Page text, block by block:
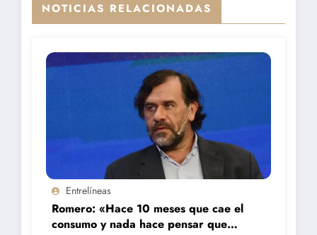
NOTICIAS RELACIONADAS
Entrelíneas
Romero: «Hace 10 meses que cae el
consumo y nada hace pensar que